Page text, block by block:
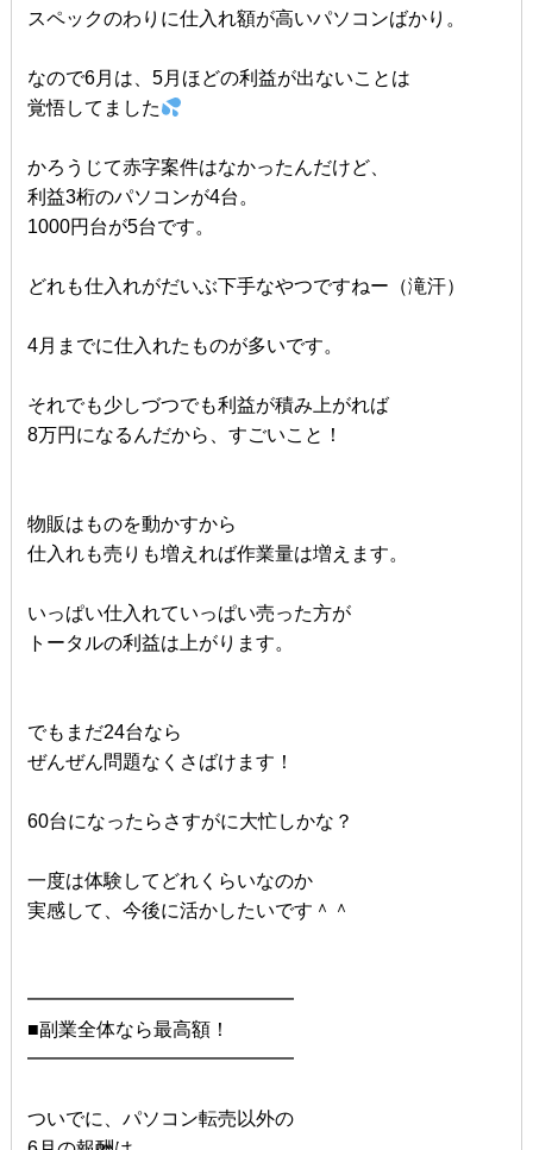
スペックのわりに仕入れ額が高いパソコンばかり。
なので6月は、5月ほどの利益が出ないことは
覚悟してました
かろうじて赤字案件はなかったんだけど、
利益3桁のパソコンが4台。
1000円台が5台です。
どれも仕入れがだいぶ下手なやつですねー（滝汗）
4月までに仕入れたものが多いです。
それでも少しづつでも利益が積み上がれば
8万円になるんだから、すごいこと！
物販はものを動かすから
仕入れも売りも増えれば作業量は増えます。
いっぱい仕入れていっぱい売った方が
トータルの利益は上がります。
でもまだ24台なら
ぜんぜん問題なくさばけます！
60台になったらさすがに大忙しかな？
一度は体験してどれくらいなのか
実感して、今後に活かしたいです＾＾
━━━━━━━━━━━━━━
■副業全体なら最高額！
━━━━━━━━━━━━━━
ついでに、パソコン転売以外の